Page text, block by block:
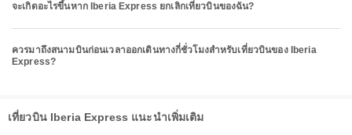
จะเกิดอะไรขึ้นหาก Iberia Express ยกเลิกเที่ยวบินของฉัน?
ควรมาถึงสนามบินก่อนเวลาออกเดินทางกี่ชั่วโมงสำหรับเที่ยวบินของ Iberia
Express?
เที่ยวบิน Iberia Express แนะนำเพิ่มเติม